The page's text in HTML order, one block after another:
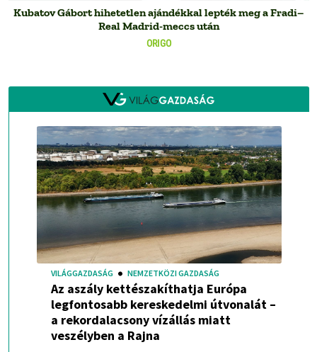
ORIGO
Kubatov Gábort hihetetlen ajándékkal lepték meg a Fradi–
Real Madrid-meccs után
VILÁGGAZDASÁG NEMZETKÖZI GAZDASÁG
Az aszály kettészakíthatja Európa
legfontosabb kereskedelmi útvonalát –
a rekordalacsony vízállás miatt
veszélyben a Rajna